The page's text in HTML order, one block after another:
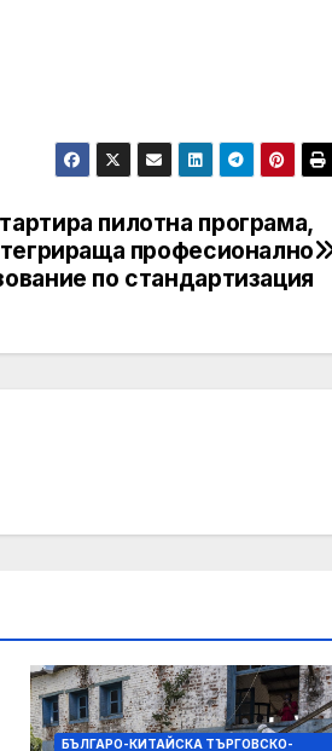
пилотна програма,
професионално
по стандартизация
БЪЛГАРО-КИТАЙСКА ТЪРГОВСКО-